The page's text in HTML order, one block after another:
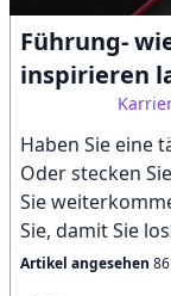
Führung-
inspirieren
Haben Sie eine
Oder stecken
Sie
Sie, damit Sie
Artikel angesehen 86